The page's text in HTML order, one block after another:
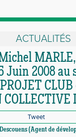
ACTUALITÉS
Juin 2008 au
CLUB
Tweet
(Agent de